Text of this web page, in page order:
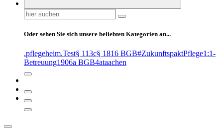
Suchen
nach:
Oder sehen Sie sich unsere beliebten Kategorien an...
.pflegeheim.Test§ 113c§ 1816 BGB#ZukunftspaktPflege1:1-
Betreuung1906a BGB4ataachen